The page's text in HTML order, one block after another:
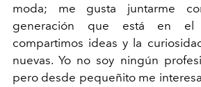
moda; me gusta juntarme
generación que está en el
compartimos ideas y la
nuevas. Yo no soy ningún
pero desde pequeñito me